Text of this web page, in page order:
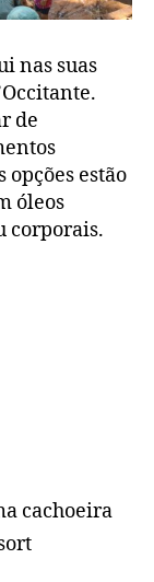
nas suas
de
estão
óleos
corporais.
cachoeira